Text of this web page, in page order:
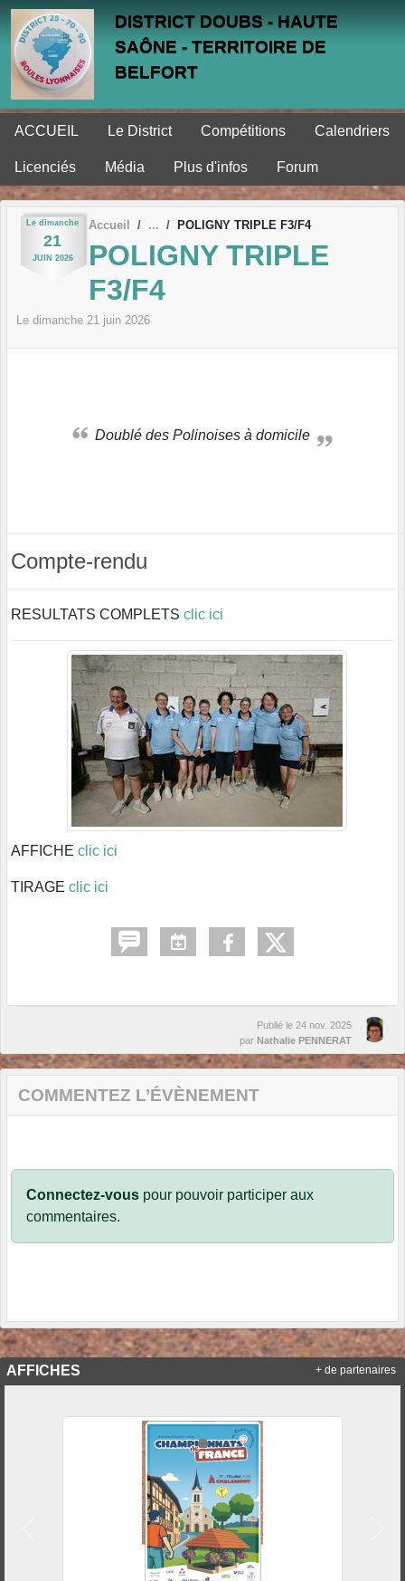
DISTRICT DOUBS - HAUTE
SAÔNE - TERRITOIRE DE
BELFORT
ACCUEIL Le District Compétitions Calendriers
Licenciés Média Plus d'infos Forum
Le dimanche
21
JUIN 2026
Accueil POLIGNY TRIPLE F3/F4
POLIGNY TRIPLE
F3/F4
Le dimanche 21 juin 2026
Doublé des Polinoises à domicile
Compte-rendu
RESULTATS COMPLETS clic ici
AFFICHE clic ici
TIRAGE clic ici
Publié le 24 nov. 2025
par Nathalie PENNERAT
COMMENTEZ L’ÉVÈNEMENT
Connectez-vous pour pouvoir participer aux
commentaires.
AFFICHES + de partenaires
Panneau de gestion des cookies